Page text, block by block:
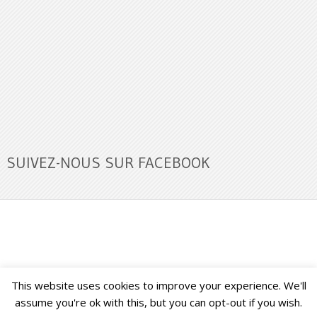
SUIVEZ-NOUS SUR FACEBOOK
Buzz Ultra Copyright © 2026. Back to Top ↑
This website uses cookies to improve your experience. We'll
assume you're ok with this, but you can opt-out if you wish.